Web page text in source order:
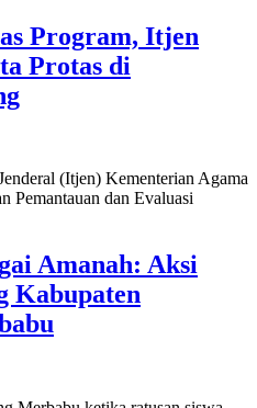
Program, Itjen
Protas di
(Itjen) Kementerian Agama
Pemantauan dan Evaluasi
Amanah: Aksi
Kabupaten